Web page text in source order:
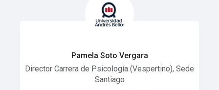
Pamela Soto Vergara
Director Carrera de Psicología (Vespertino), Sede
Santiago